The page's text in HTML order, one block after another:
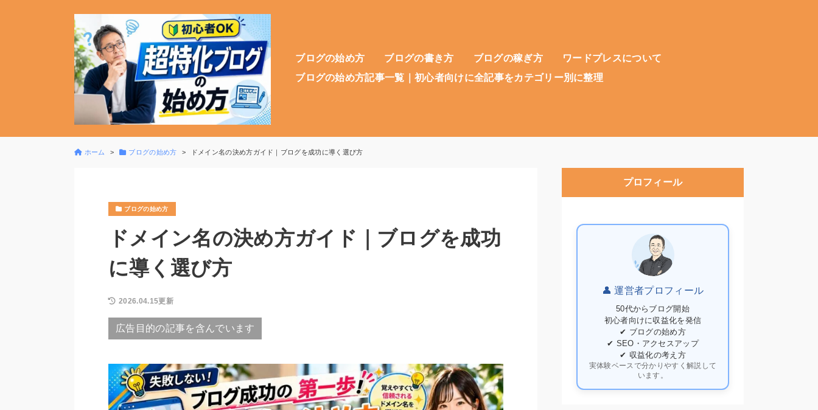
ブログの始め方 ブログの書き方 ブログの稼ぎ方
ワードプレスについて
ブログの始め方記事一覧｜初心者向けに全記事をカテゴリー別に整理
ホーム ブログの始め方 ドメイン名の決め方ガイド｜ブログを成功に導く選び方
ブログの始め方
ドメイン名の決め方ガイド｜ブログを成功
に導く選び方
2026.04.15更新
広告目的の記事を含んでいます
プロフィール
👤 運営者プロフィール
50代からブログ開始
初心者向けに収益化を発信
✔ ブログの始め方
✔ SEO・アクセスアップ
✔ 収益化の考え方
実体験ベースで分かりやすく解説して
います。